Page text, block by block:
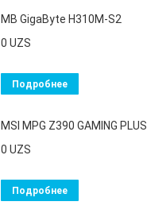
MB GigaByte H310М-S2
0 UZS
Подробнее
MSI MPG Z390 GAMING PLUS
0 UZS
Подробнее